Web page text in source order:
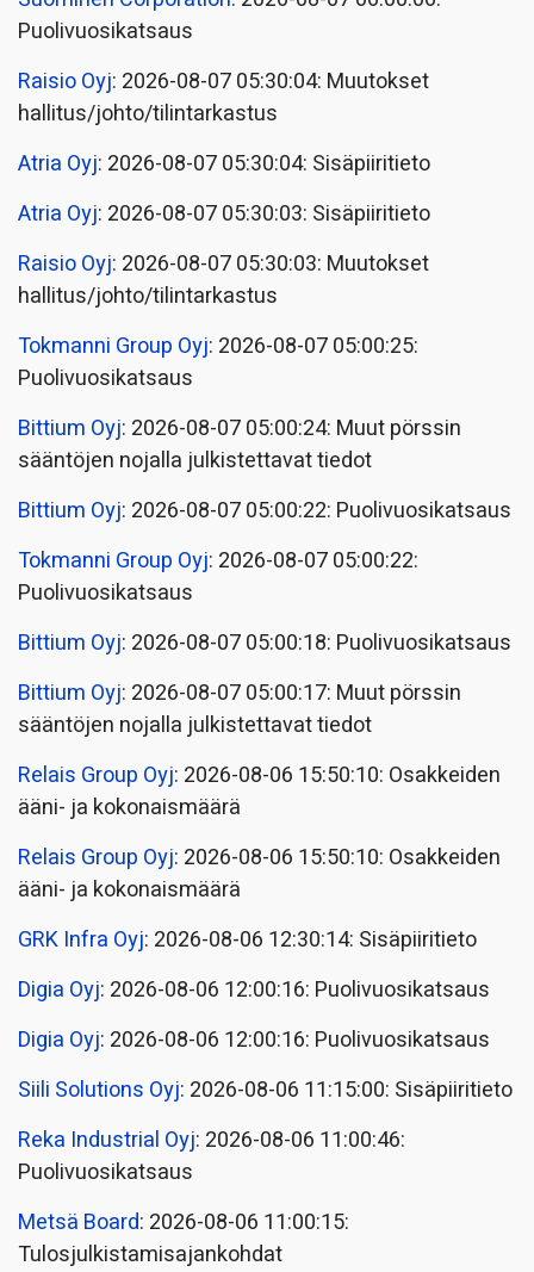
Puolivuosikatsaus
Raisio Oyj: 2026-08-07 05:30:04: Muutokset
hallitus/johto/tilintarkastus
Atria Oyj: 2026-08-07 05:30:04: Sisäpiiritieto
Atria Oyj: 2026-08-07 05:30:03: Sisäpiiritieto
Raisio Oyj: 2026-08-07 05:30:03: Muutokset
hallitus/johto/tilintarkastus
Tokmanni Group Oyj: 2026-08-07 05:00:25:
Puolivuosikatsaus
Bittium Oyj: 2026-08-07 05:00:24: Muut pörssin
sääntöjen nojalla julkistettavat tiedot
Bittium Oyj: 2026-08-07 05:00:22: Puolivuosikatsaus
Tokmanni Group Oyj: 2026-08-07 05:00:22:
Puolivuosikatsaus
Bittium Oyj: 2026-08-07 05:00:18: Puolivuosikatsaus
Bittium Oyj: 2026-08-07 05:00:17: Muut pörssin
sääntöjen nojalla julkistettavat tiedot
Relais Group Oyj: 2026-08-06 15:50:10: Osakkeiden
ääni- ja kokonaismäärä
Relais Group Oyj: 2026-08-06 15:50:10: Osakkeiden
ääni- ja kokonaismäärä
GRK Infra Oyj: 2026-08-06 12:30:14: Sisäpiiritieto
Digia Oyj: 2026-08-06 12:00:16: Puolivuosikatsaus
Digia Oyj: 2026-08-06 12:00:16: Puolivuosikatsaus
Siili Solutions Oyj: 2026-08-06 11:15:00: Sisäpiiritieto
Reka Industrial Oyj: 2026-08-06 11:00:46:
Puolivuosikatsaus
Metsä Board: 2026-08-06 11:00:15:
Tulosjulkistamisajankohdat